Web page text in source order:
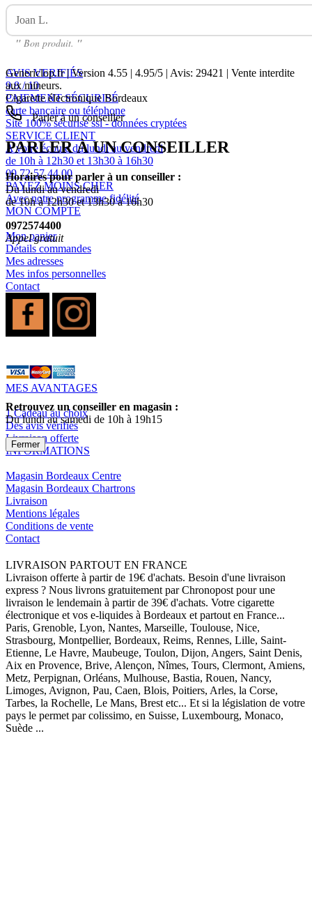
Joan L.
" Bon produit. "
AVIS VERIFIÉS
9.8 / 10
PAIEMENT SÉCURISÉ
carte bancaire ou téléphone
Site 100% sécurisé ssl - données cryptées
SERVICE CLIENT
A votre écoute du lundi au vendredi
de 10h à 12h30 et 13h30 à 16h30
09 72 57 44 00
PAYEZ MOINS CHER
Avec notre programme fidélité
MON COMPTE
Mon panier
Détails commandes
Mes adresses
Mes infos personnelles
Contact
MES AVANTAGES
1 Cadeau au choix
Des avis vérifiés
Livraison offerte
INFORMATIONS
Magasin Bordeaux Centre
Magasin Bordeaux Chartrons
Livraison
Mentions légales
Conditions de vente
Contact
LIVRAISON PARTOUT EN FRANCE
Livraison offerte à partir de 19€ d'achats. Besoin d'une livraison
express ? Nous livrons gratuitement par Chronopost pour une
livraison le lendemain à partir de 39€ d'achats. Votre cigarette
électronique et vos e-liquides à Bordeaux et partout en France...
Paris, Grenoble, Lyon, Nantes, Marseille, Toulouse, Nice,
Strasbourg, Montpellier, Bordeaux, Reims, Rennes, Lille, Saint-
Etienne, Le Havre, Maubeuge, Toulon, Dijon, Angers, Saint Denis,
Aix en Provence, Brive, Alençon, Nîmes, Tours, Clermont, Amiens,
Metz, Perpignan, Orléans, Mulhouse, Bastia, Rouen, Nancy,
Limoges, Avignon, Pau, Caen, Blois, Poitiers, Arles, la Corse,
Tarbes, la Rochelle, Le Mans, Brest etc... Et si la législation de votre
pays le permet par colissimo, en Suisse, Luxembourg, Monaco,
Suède ...
Genericlop.fr|Version 4.55 | 4.95/5 | Avis: 29421 | Vente interdite
aux mineurs.
Cigarette électronique Bordeaux
Parler à un conseiller
PARLER À UN CONSEILLER
Horaires pour parler à un conseiller :
Du lundi au vendredi
de 10h à 12h30 et 13h30 à 16h30
0972574400
Appel gratuit
Retrouvez un conseiller en magasin :
Du lundi au samedi de 10h à 19h15
Fermer